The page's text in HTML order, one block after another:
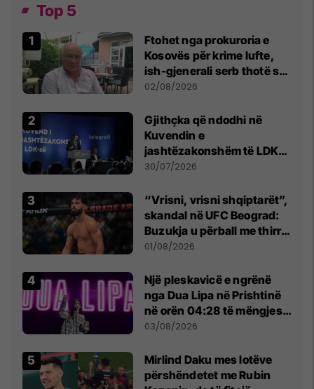
Top 5
Ftohet nga prokuroria e
Kosovës për krime lufte,
ish-gjenerali serb thotë se
dikush e tradhtoi në
02/08/2026
Gjithçka që ndodhi në
Kuvendin e
jashtëzakonshëm të LDK-
së
30/07/2026
“Vrisni, vrisni shqiptarët”,
skandal në UFC Beograd:
Buzukja u përball me thirrje
anti-shqiptare nga
01/08/2026
Një pleskavicë e ngrënë
nga Dua Lipa në Prishtinë
në orën 04:28 të mëngjesit
- dhe bota digjitale serbe
03/08/2026
Mirlind Daku mes lotëve
përshëndetet me Rubin